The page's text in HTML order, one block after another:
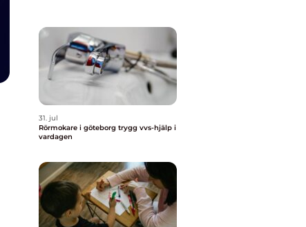
31. jul
Rörmokare i göteborg trygg vvs-hjälp i
vardagen